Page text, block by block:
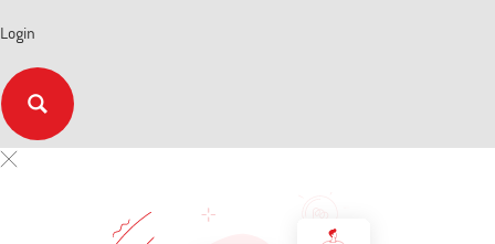
Login